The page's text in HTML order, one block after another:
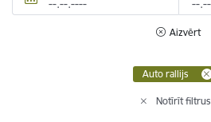
Aizvērt
Auto rallijs
Notīrīt filtrus